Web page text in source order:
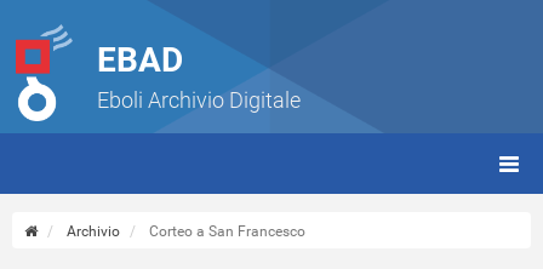
EBAD
Eboli Archivio Digitale
Archivio Corteo a San Francesco